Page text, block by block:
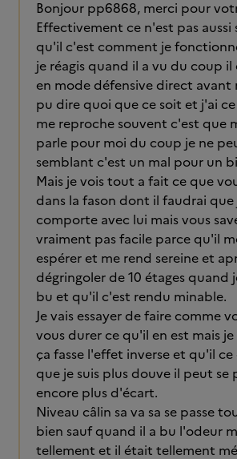
Bonjour pp6868, merci pour
Effectivement ce n'est pas aussi
qu'il c'est comment je
je réagis quand il a vu du coup
en mode défensive direct avant
pu dire quoi que ce soit et j'ai
me reproche souvent c'est que
parle pour moi du coup je ne
semblant c'est un mal pour un
Mais je vois tout a fait ce que
dans la fason dont il faudrai que
comporte avec lui mais vous
vraiment pas facile parce qu'il
espérer et me rend sereine et
dégringoler de 10 étages quand
bu et qu'il c'est rendu minable.
Je vais essayer de faire comme
vous durer ce qu'il en est mais
ça fasse l'effet inverse et qu'il
que je suis plus douve il peut
encore plus d'écart.
Niveau câlin sa va sa se passe
bien sauf quand il a bu l'odeur
tellement et il était tellement